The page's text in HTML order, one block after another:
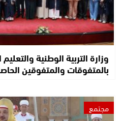
وزارة التربية الوطنية
بالمتفوقات والمتفوقين
مجتمع